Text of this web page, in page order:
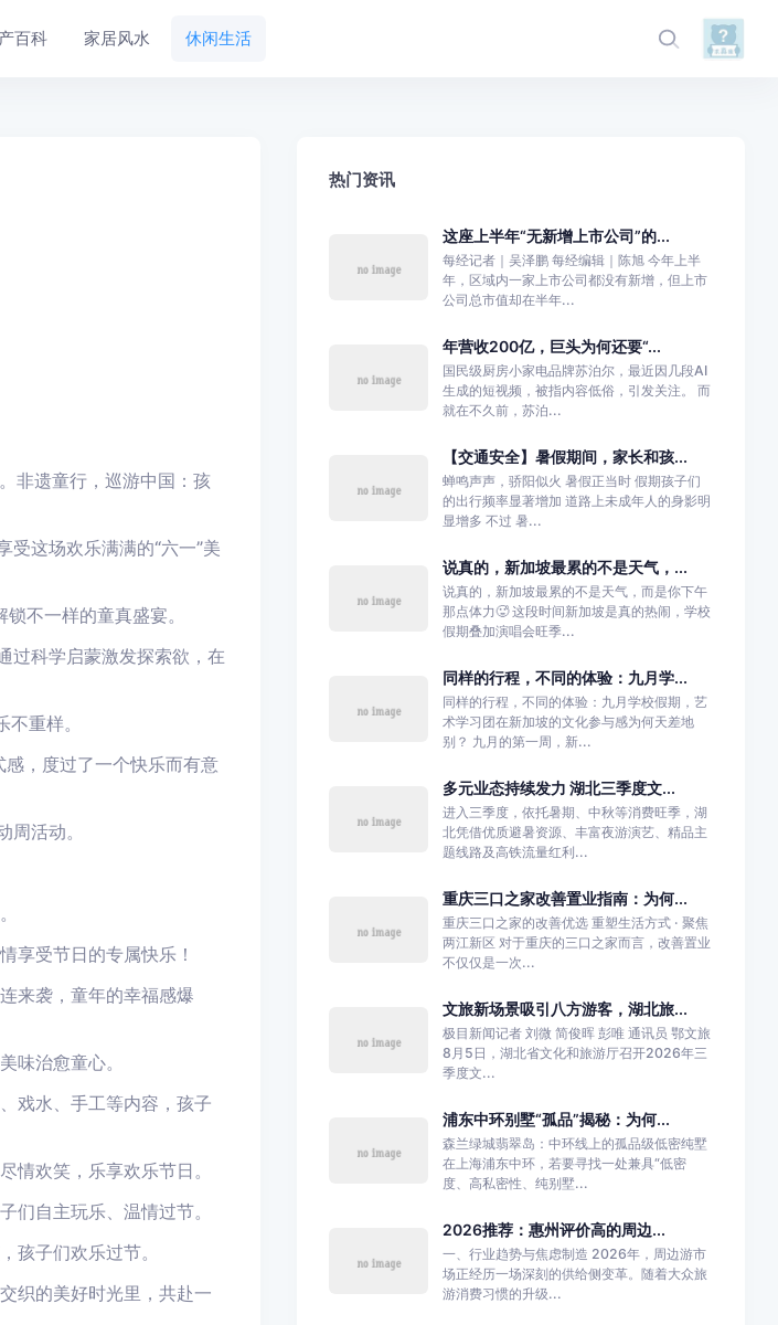
百科 家居风水 休闲生活
非遗童行，巡游中国：孩
受这场欢乐满满的“六一”美
不一样的童真盛宴。
过科学启蒙激发探索欲，在
重样。
，度过了一个快乐而有意
活动。
享受节日的专属快乐！
来袭，童年的幸福感爆
味治愈童心。
戏水、手工等内容，孩子
情欢笑，乐享欢乐节日。
们自主玩乐、温情过节。
孩子们欢乐过节。
织的美好时光里，共赴一
热门资讯
这座上半年“无新增上市公司”的...
每经记者｜吴泽鹏 每经编辑｜陈旭 今年上半
年，区域内一家上市公司都没有新增，但上市
公司总市值却在半年...
年营收200亿，巨头为何还要“...
国民级厨房小家电品牌苏泊尔，最近因几段AI
生成的短视频，被指内容低俗，引发关注。 而
就在不久前，苏泊...
【交通安全】暑假期间，家长和孩...
蝉鸣声声，骄阳似火 暑假正当时 假期孩子们
的出行频率显著增加 道路上未成年人的身影明
显增多 不过 暑...
说真的，新加坡最累的不是天气，...
说真的，新加坡最累的不是天气，而是你下午
那点体力🥵 这段时间新加坡是真的热闹，学校
假期叠加演唱会旺季...
同样的行程，不同的体验：九月学...
同样的行程，不同的体验：九月学校假期，艺
术学习团在新加坡的文化参与感为何天差地
别？ 九月的第一周，新...
多元业态持续发力 湖北三季度文...
进入三季度，依托暑期、中秋等消费旺季，湖
北凭借优质避暑资源、丰富夜游演艺、精品主
题线路及高铁流量红利...
重庆三口之家改善置业指南：为何...
重庆三口之家的改善优选 重塑生活方式 · 聚焦
两江新区 对于重庆的三口之家而言，改善置业
不仅仅是一次...
文旅新场景吸引八方游客，湖北旅...
极目新闻记者 刘微 简俊晖 彭唯 通讯员 鄂文旅
8月5日，湖北省文化和旅游厅召开2026年三
季度文...
浦东中环别墅“孤品”揭秘：为何...
森兰绿城翡翠岛：中环线上的孤品级低密纯墅
在上海浦东中环，若要寻找一处兼具“低密
度、高私密性、纯别墅...
2026推荐：惠州评价高的周边...
一、行业趋势与焦虑制造 2026年，周边游市
场正经历一场深刻的供给侧变革。随着大众旅
游消费习惯的升级...